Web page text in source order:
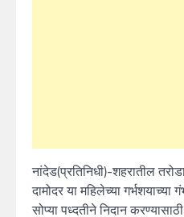
नांदेड(प्रतिनिधी)-शहरातील
दामोदर या महिलेच्या
सोप्या पध्दतीने निदान